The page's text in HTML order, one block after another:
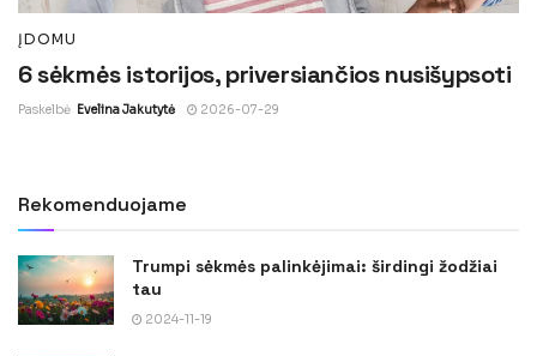
ĮDOMU
6 sėkmės istorijos, priversiančios nusišypsoti
Paskelbė Evelina Jakutytė 2026-07-29
Rekomenduojame
Trumpi sėkmės palinkėjimai: širdingi žodžiai
tau
2024-11-19